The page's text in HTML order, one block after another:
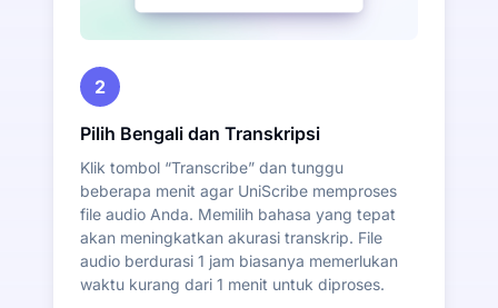
2
Pilih Bengali dan Transkripsi
Klik tombol “Transcribe” dan tunggu
beberapa menit agar UniScribe memproses
file audio Anda. Memilih bahasa yang tepat
akan meningkatkan akurasi transkrip. File
audio berdurasi 1 jam biasanya memerlukan
waktu kurang dari 1 menit untuk diproses.